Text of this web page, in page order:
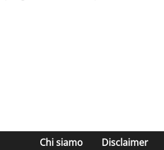
Chi siamo Disclaimer